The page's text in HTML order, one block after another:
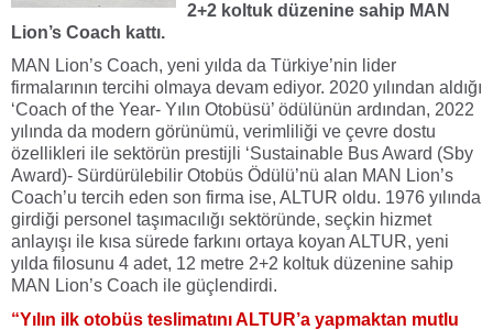
2+2 koltuk düzenine sahip MAN
Lion’s Coach kattı.
MAN Lion’s Coach, yeni yılda da Türkiye’nin lider
firmalarının tercihi olmaya devam ediyor. 2020 yılından aldığı
‘Coach of the Year- Yılın Otobüsü’ ödülünün ardından, 2022
yılında da modern görünümü, verimliliği ve çevre dostu
özellikleri ile sektörün prestijli ‘Sustainable Bus Award (Sby
Award)- Sürdürülebilir Otobüs Ödülü’nü alan MAN Lion’s
Coach’u tercih eden son firma ise, ALTUR oldu. 1976 yılında
girdiği personel taşımacılığı sektöründe, seçkin hizmet
anlayışı ile kısa sürede farkını ortaya koyan ALTUR, yeni
yılda filosunu 4 adet, 12 metre 2+2 koltuk düzenine sahip
MAN Lion’s Coach ile güçlendirdi.
“Yılın ilk otobüs teslimatını ALTUR’a yapmaktan mutlu